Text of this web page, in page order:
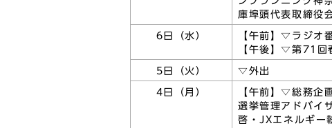
庫埠頭代表取締役
6日（水）
【午前】▽ラジオ
【午後】▽第71回
5日（火） ▽外出
4日（月）
【午前】▽総務企
選挙管理アドバ
啓・JXエネルギー